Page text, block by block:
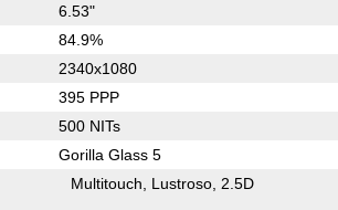
6.53"
84.9%
2340x1080
395 PPP
500 NITs
Gorilla Glass 5
Multitouch Lustroso 2.5D